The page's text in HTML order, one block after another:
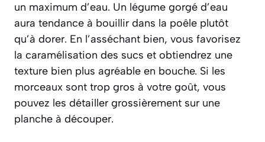
un maximum d’eau. Un légume gorgé d’eau
aura tendance à bouillir dans la poêle plutôt
qu’à dorer. En l’asséchant bien, vous favorisez
la caramélisation des sucs et obtiendrez une
texture bien plus agréable en bouche. Si les
morceaux sont trop gros à votre goût, vous
pouvez les détailler grossièrement sur une
planche à découper.